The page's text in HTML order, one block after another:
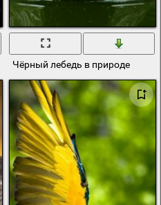
Чёрный лебедь в природе